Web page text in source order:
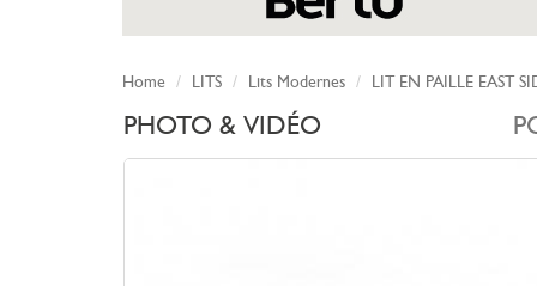
Home LITS Lits Modernes LIT EN PAILLE EAST
PHOTO & VIDÉO